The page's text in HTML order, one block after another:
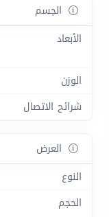
الجسم
الأبعاد
الوزن
شرائح الاتصال
العرض
النوع
الحجم